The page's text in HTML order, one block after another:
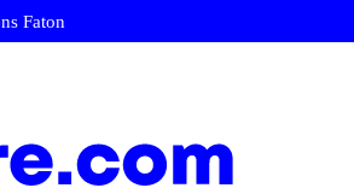
Faton